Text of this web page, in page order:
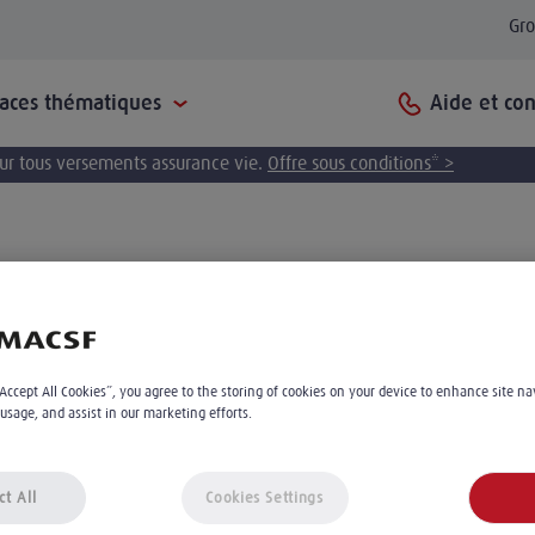
thématiques Aide et
tous versements assurance vie. Offre sous conditions* >
MACSF vous accompagne également dans
Retrouvez ici les actualités, conseils
All Cookies”, you agree to the storing of cookies on your device to enhance site
and assist in our marketing efforts.
All Cookies Settings